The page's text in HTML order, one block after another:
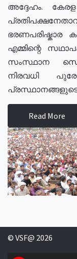
അദ്ദേഹം.
എമ്മിന്റെ
സംസ്ഥാന
നിരവധി
Read More
© VSF@ 2026